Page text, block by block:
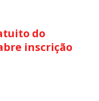
do
inscrição